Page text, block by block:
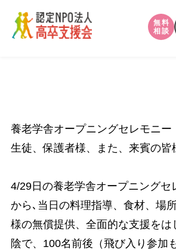
無料
相談
養老学舎オープニングセレモニ
生徒、保護者様、また、来賓の皆
4/29日の養老学舎オープニングセ
から､当日の料理指導、食材、場
様の無償提供、全面的な支援をは
陰で、100名前後（飛び入り参加